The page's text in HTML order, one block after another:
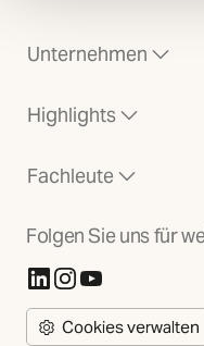
Unternehmen
Highlights
Fachleute
Folgen Sie uns für
(Öffnet in neuer
(Öffnet in neuer
(Öffnet in
Cookies verwalten